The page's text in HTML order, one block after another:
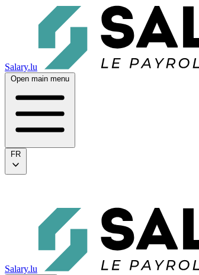
Salary.lu
Open main menu
FR
Salary.lu